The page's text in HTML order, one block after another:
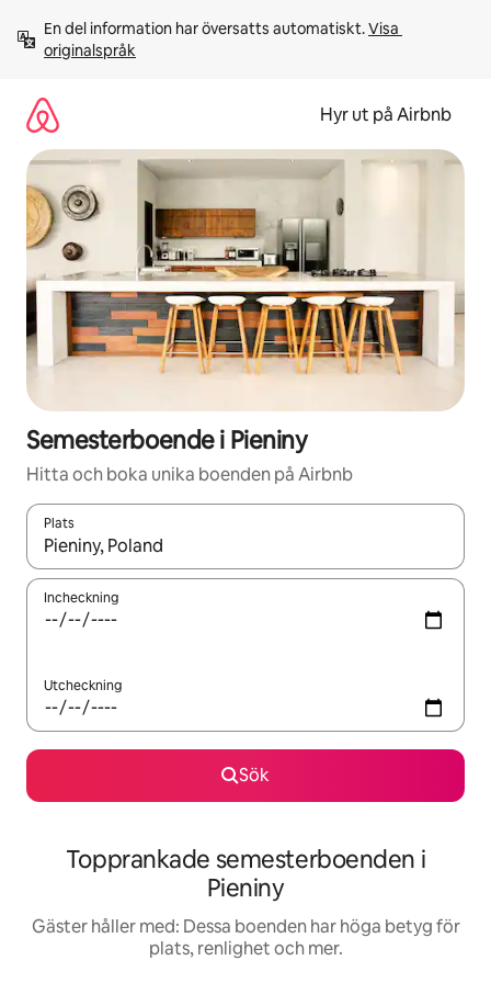
innehåll
En del information har översatts automatiskt. Visa
originalspråk
Hyr ut på Airbnb
Semesterboende i Pieniny
Hitta och boka unika boenden på Airbnb
Plats
När resultaten är tillgängliga kan du navigera med upp- och
Incheckning
Utcheckning
Sök
Topprankade semesterboenden i
Pieniny
Gäster håller med: Dessa boenden har höga betyg för
plats, renlighet och mer.